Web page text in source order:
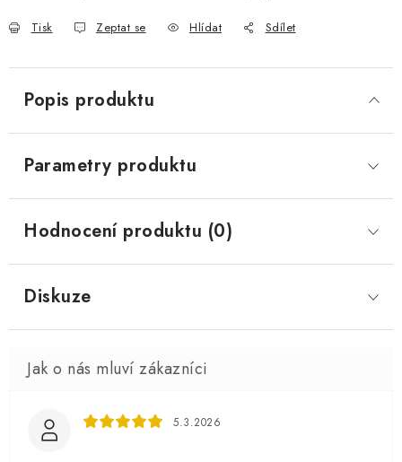
Tisk Zeptat se Hlídat Sdílet
Popis produktu
Parametry produktu
Hodnocení produktu (0)
Diskuze
5.3.2026